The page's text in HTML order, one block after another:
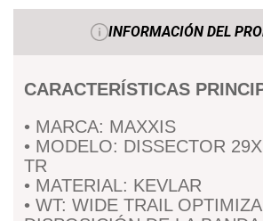
INFORMACIÓN DEL
CARACTERÍSTICAS
• MARCA: MAXXIS
• MODELO: DISSECTOR
TR
• MATERIAL: KEVLAR
• WT: WIDE TRAIL